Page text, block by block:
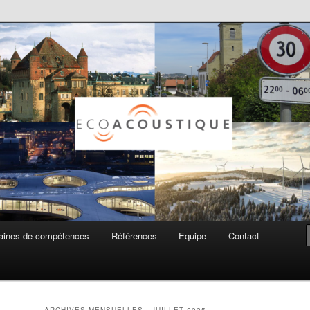
SA
de compétences Références Equipe Contact